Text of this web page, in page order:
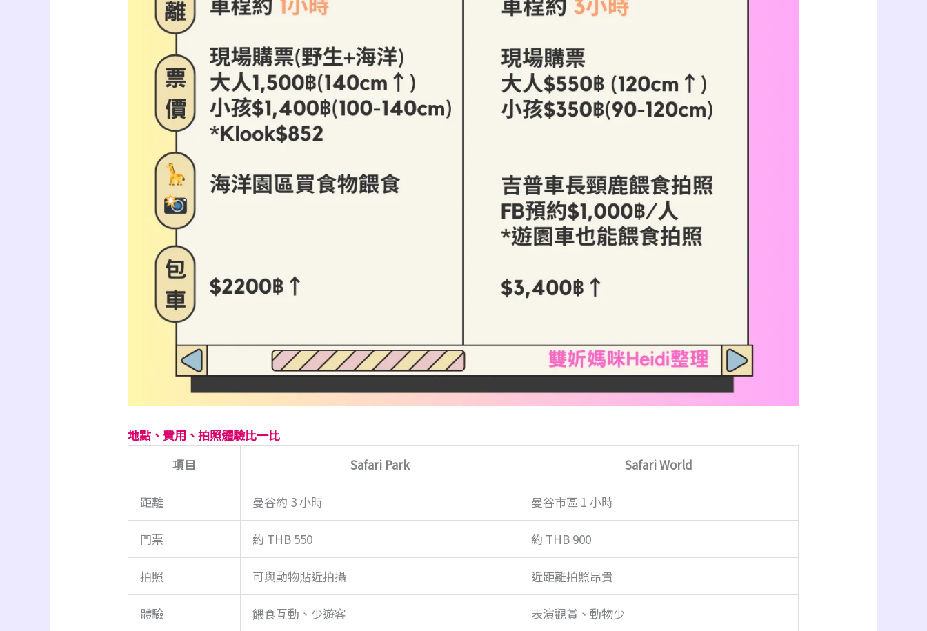
地點、費用、拍照體驗比一比
項目
Safari Park Safari World
距離 曼谷約 3 小時 曼谷市區 1 小時
門票 約 THB 550 約 THB 900
拍照 可與動物貼近拍攝 近距離拍照昂貴
體驗 餵食互動、少遊客 表演觀賞、動物少